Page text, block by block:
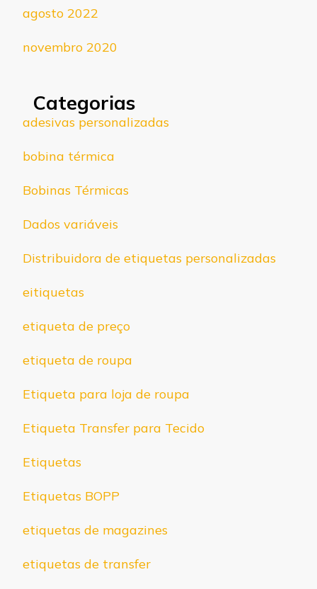
agosto 2022
novembro 2020
Categorias
adesivas personalizadas
bobina térmica
Bobinas Térmicas
Dados variáveis
Distribuidora de etiquetas personalizadas
eitiquetas
etiqueta de preço
etiqueta de roupa
Etiqueta para loja de roupa
Etiqueta Transfer para Tecido
Etiquetas
Etiquetas BOPP
etiquetas de magazines
etiquetas de transfer